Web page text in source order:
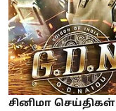
சினிமா செய்திகள்